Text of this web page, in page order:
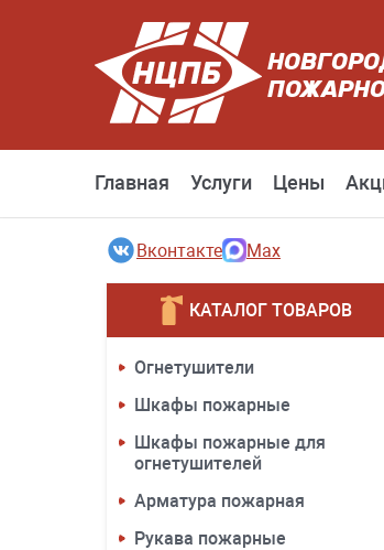
Главная Услуги Цены
Вконтакте Max
КАТАЛОГ ТОВАРОВ
Огнетушители
Шкафы пожарные
Шкафы пожарные для
огнетушителей
Арматура пожарная
Рукава пожарные